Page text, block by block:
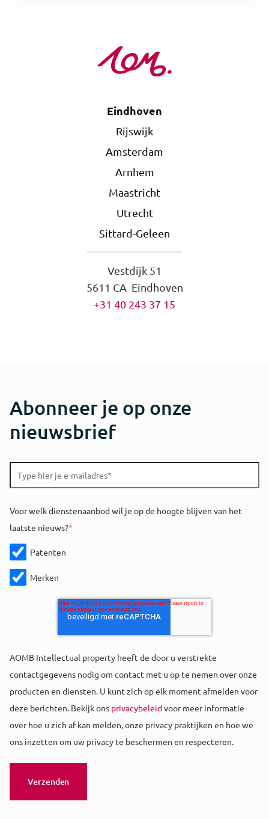
Eindhoven
Rijswijk
Amsterdam
Arnhem
Maastricht
Utrecht
Sittard-Geleen
Vestdijk 51
5611 CA Eindhoven
+31 40 243 37 15
Abonneer je op onze
nieuwsbrief
Voor welk dienstenaanbod wil je op de hoogte blijven van het
laatste nieuws?*
Patenten
Merken
AOMB Intellectual property heeft de door u verstrekte
contactgegevens nodig om contact met u op te nemen over onze
producten en diensten. U kunt zich op elk moment afmelden voor
deze berichten. Bekijk ons privacybeleidvoor meer informatie
over hoe u zich af kan melden, onze privacy praktijken en hoe we
ons inzetten om uw privacy te beschermen en respecteren.